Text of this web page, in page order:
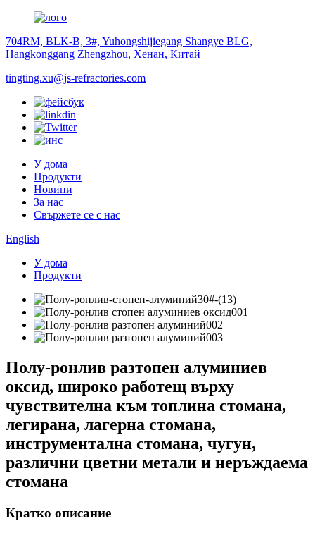
704RM, BLK-B, 3#, Yuhongshijiegang Shangye BLG,
Hangkonggang Zhengzhou, Хенан, Китай
tingting.xu@js-refractories.com
У дома
Продукти
Новини
За нас
Свържете се с нас
English
У дома
Продукти
Полу-ронлив разтопен алуминиев
оксид, широко работещ върху
чувствителна към топлина стомана,
легирана, лагерна стомана,
инструментална стомана, чугун,
различни цветни метали и неръждаема
стомана
Кратко описание